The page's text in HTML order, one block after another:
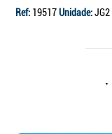
Ref: 19517Unidade:JG2
.